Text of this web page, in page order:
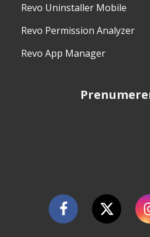
Revo Uninstaller Mobile
Revo Permission Analyzer
Revo App Manager